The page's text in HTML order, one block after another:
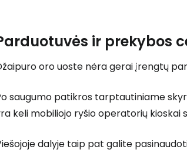
ir prekybos
oro uoste nėra gerai įrengtų
saugumo patikros tarptautiniame
keli mobiliojo ryšio operatorių kioskai
dalyje taip pat galite